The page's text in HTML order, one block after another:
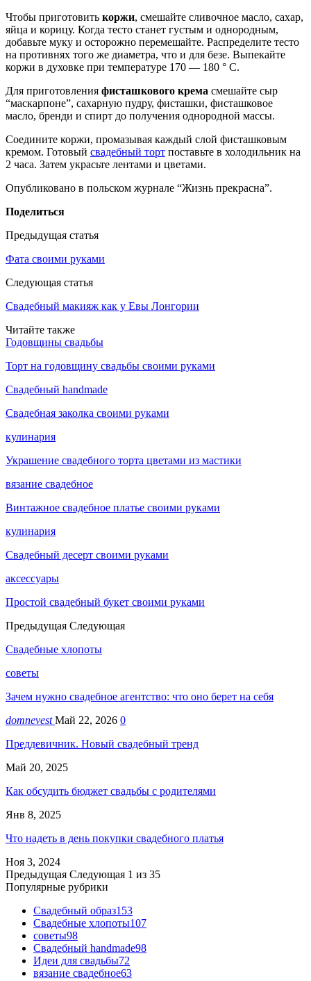
Чтобы приготовить коржи, смешайте сливочное масло, сахар,
яйца и корицу. Когда тесто станет густым и однородным,
добавьте муку и осторожно перемешайте. Распределите тесто
на противнях того же диаметра, что и для безе. Выпекайте
коржи в духовке при температуре 170 — 180 ° С.
Для приготовления фисташкового крема смешайте сыр
“маскарпоне”, сахарную пудру, фисташки, фисташковое
масло, бренди и спирт до получения однородной массы.
Соедините коржи, промазывая каждый слой фисташковым
кремом. Готовый свадебный торт поставьте в холодильник на
2 часа. Затем украсьте лентами и цветами.
Опубликовано в польском журнале “Жизнь прекрасна”.
Поделиться
Предыдущая статья
Фата своими руками
Следующая статья
Свадебный макияж как у Евы Лонгории
Читайте также
Годовщины свадьбы
Торт на годовщину свадьбы своими руками
Свадебный handmade
Свадебная заколка своими руками
кулинария
Украшение свадебного торта цветами из мастики
вязание свадебное
Винтажное свадебное платье своими руками
кулинария
Свадебный десерт своими руками
аксессуары
Простой свадебный букет своими руками
Предыдущая Следующая
Свадебные хлопоты
советы
Зачем нужно свадебное агентство: что оно берет на себя
domnevestМай 22, 2026 0
Преддевичник. Новый свадебный тренд
Май 20, 2025
Как обсудить бюджет свадьбы с родителями
Янв 8, 2025
Что надеть в день покупки свадебного платья
Ноя 3, 2024
Предыдущая Следующая 1 из 35
Популярные рубрики
Свадебный образ153
Свадебные хлопоты107
советы98
Свадебный handmade98
Идеи для свадьбы72
вязание свадебное63